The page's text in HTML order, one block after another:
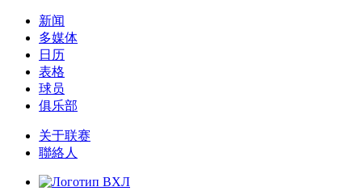
新闻
多媒体
日历
表格
球员
俱乐部
关于联赛
聯絡人